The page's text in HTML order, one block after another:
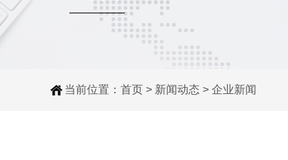
当前位置： 首页 > 新闻动态 > 企业新闻